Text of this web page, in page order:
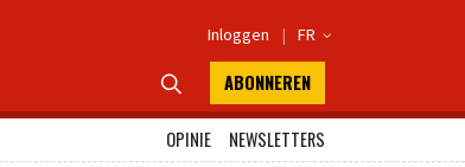
Inloggen | FR 
 ABONNEREN
OPINIE
NEWSLETTERS